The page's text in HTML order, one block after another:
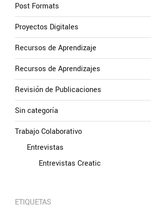
Post Formats
Proyectos Digitales
Recursos de Aprendizaje
Recursos de Aprendizajes
Revisión de Publicaciones
Sin categoría
Trabajo Colaborativo
Entrevistas
Entrevistas Creatic
ETIQUETAS